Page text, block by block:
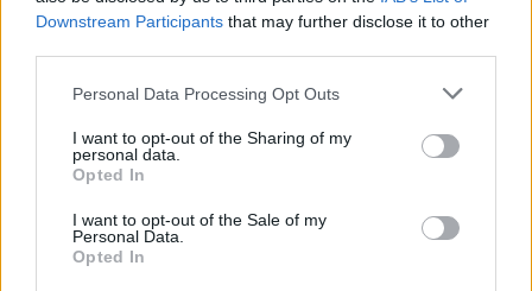
Downstream Participants that may further disclose it to other
Personal Data Processing Opt Outs
I want to opt-out of the Sharing of my
personal data.
Opted In
I want to opt-out of the Sale of my
Personal Data.
Opted In